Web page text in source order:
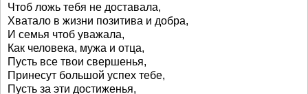
Чтоб ложь тебя не доставала,
Хватало в жизни позитива и добра,
И семья чтоб уважала,
Как человека, мужа и отца,
Пусть все твои свершенья,
Принесут большой успех тебе,
Пусть за эти достиженья,